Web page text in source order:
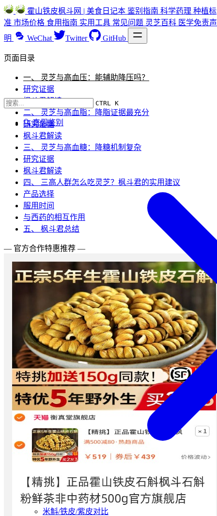
霍山铁皮枫斗网 | 美食日记本 鉴别指南 科学药理 种植标
准 市场价格 食用指南 实用工具 常见问题 灵芝百科 医学免责声
明
WeChat Twitter GitHub
CTRL K
🔍 真假鉴别
米斛/铁皮/紫皮对比
页面目录
一、 灵芝与高血压：能辅助降压吗？
研究证据
枫斗君解读
二、 灵芝与高血脂：降脂证据最充分
研究证据
枫斗君解读
三、 灵芝与高血糖：降糖机制复杂
研究证据
枫斗君解读
四、 三高人群怎么吃灵芝？枫斗君的实用建议
产品选择
服用时间
与西药的相互作用
五、 枫斗君总结
— 官方合作特惠推荐 —